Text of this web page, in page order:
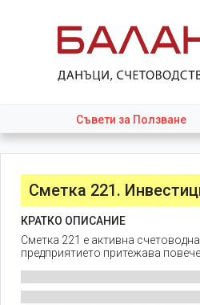
Съвети за Ползване
Сметка 221.
КРАТКО ОПИСАНИЕ
Сметка 221 е активна
предприятието притежава